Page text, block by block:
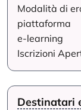
Modalità di
piattaforma
e-learning
Iscrizioni
Destinatari